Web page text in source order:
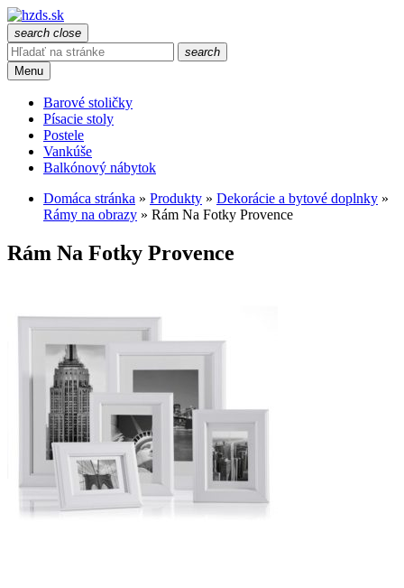
search close
search
Menu
Barové stoličky
Písacie stoly
Postele
Vankúše
Balkónový nábytok
Domáca stránka » Produkty » Dekorácie a bytové doplnky »
Rámy na obrazy » Rám Na Fotky Provence
Rám Na Fotky Provence